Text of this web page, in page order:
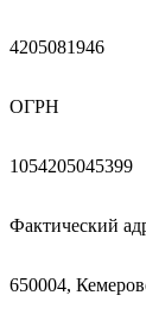
4205081946
ОГРН
1054205045399
Фактический
650004,